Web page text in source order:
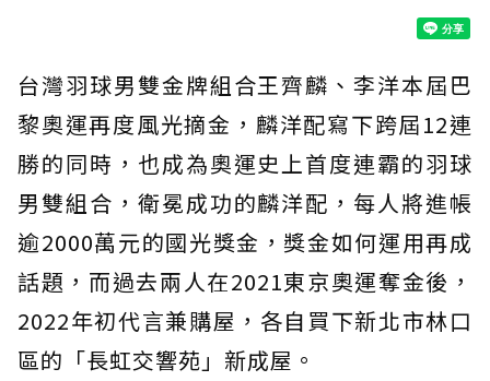
台灣羽球男雙金牌組合王齊麟、李洋本屆巴
黎奧運再度風光摘金，麟洋配寫下跨屆12連
勝的同時，也成為奧運史上首度連霸的羽球
男雙組合，衛冕成功的麟洋配，每人將進帳
逾2000萬元的國光獎金，獎金如何運用再成
話題，而過去兩人在2021東京奧運奪金後，
2022年初代言兼購屋，各自買下新北市林口
區的「長虹交響苑」新成屋。